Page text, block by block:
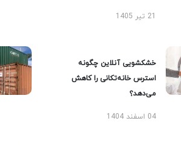
21 تیر 1405
خشکشویی آنلاین چگونه
استرس خانه‌تکانی را کاهش
می‌دهد؟
04 اسفند 1404